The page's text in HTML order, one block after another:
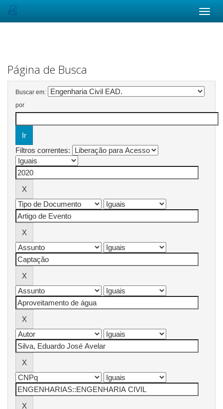
Página de Busca
Buscar em:
por
Filtros correntes: